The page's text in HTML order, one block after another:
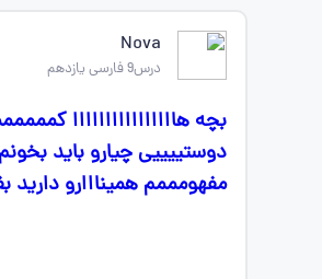
Nova
درس9 فارسی یازدهم
بچه هاااااااااااااااا
دوستییییی چیارو باید
مفهومممم همینااارو